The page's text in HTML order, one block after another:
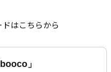
はこちらから